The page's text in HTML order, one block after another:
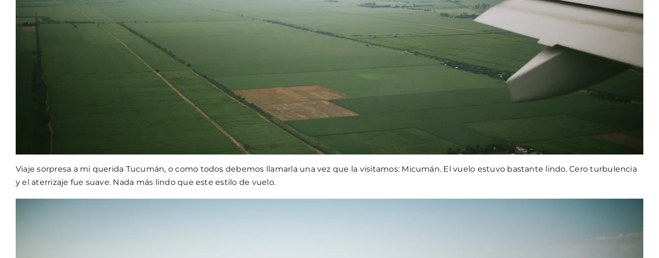
Viaje sorpresa a mi querida Tucumán, o como todos debemos llamarla una vez que la visitamos: Micumán. El vuelo estuvo bastante lindo. Cero turbulencia
y el aterrizaje fue suave. Nada más lindo que este estilo de vuelo.